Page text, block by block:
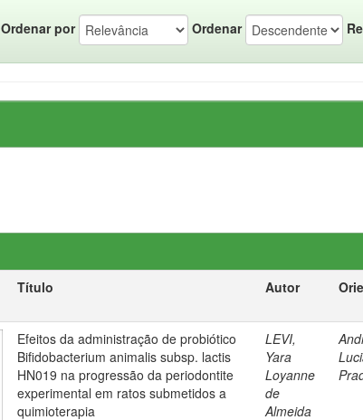
Ordenar por Ordenar
Título Autor
Efeitos da administração de probiótico
Bifidobacterium animalis subsp. lactis
HN019 na progressão da periodontite
experimental em ratos submetidos a
quimioterapia
LEVI,
Yara
Loyanne
de
Almeida